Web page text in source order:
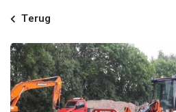
Terug